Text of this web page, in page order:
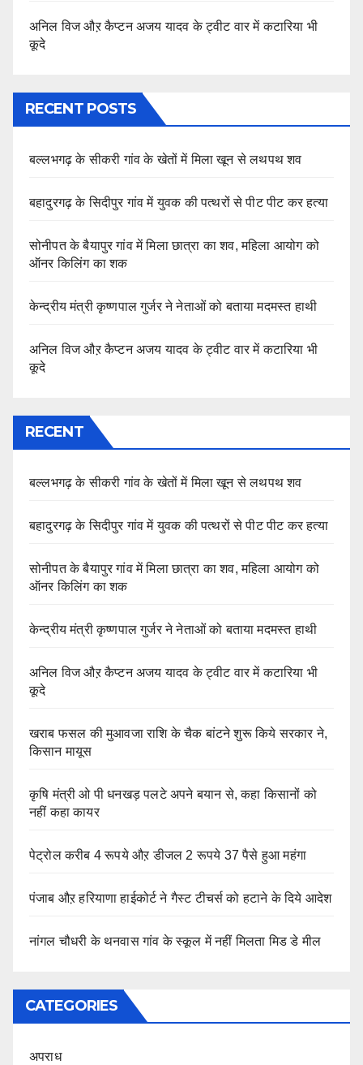
अनिल विज औऱ कैप्टन अजय यादव के ट्वीट वार में कटारिया भी
कूदे
RECENT POSTS
बल्लभगढ़ के सीकरी गांव के खेतों में मिला खून से लथपथ शव
बहादुरगढ़ के सिदीपुर गांव में युवक की पत्थरों से पीट पीट कर हत्या
सोनीपत के बैयापुर गांव में मिला छात्रा का शव, महिला आयोग को
ऑनर किलिंग का शक
केन्द्रीय मंत्री कृष्णपाल गुर्जर ने नेताओं को बताया मदमस्त हाथी
अनिल विज औऱ कैप्टन अजय यादव के ट्वीट वार में कटारिया भी
कूदे
RECENT
बल्लभगढ़ के सीकरी गांव के खेतों में मिला खून से लथपथ शव
बहादुरगढ़ के सिदीपुर गांव में युवक की पत्थरों से पीट पीट कर हत्या
सोनीपत के बैयापुर गांव में मिला छात्रा का शव, महिला आयोग को
ऑनर किलिंग का शक
केन्द्रीय मंत्री कृष्णपाल गुर्जर ने नेताओं को बताया मदमस्त हाथी
अनिल विज औऱ कैप्टन अजय यादव के ट्वीट वार में कटारिया भी
कूदे
खराब फसल की मुआवजा राशि के चैक बांटने शुरू किये सरकार ने,
किसान मायूस
कृषि मंत्री ओ पी धनखड़ पलटे अपने बयान से, कहा किसानों को
नहीं कहा कायर
पेट्रोल करीब 4 रूपये औऱ डीजल 2 रूपये 37 पैसे हुआ महंगा
पंजाब औऱ हरियाणा हाईकोर्ट ने गैस्ट टीचर्स को हटाने के दिये आदेश
नांगल चौधरी के थनवास गांव के स्कूल में नहीं मिलता मिड डे मील
CATEGORIES
अपराध